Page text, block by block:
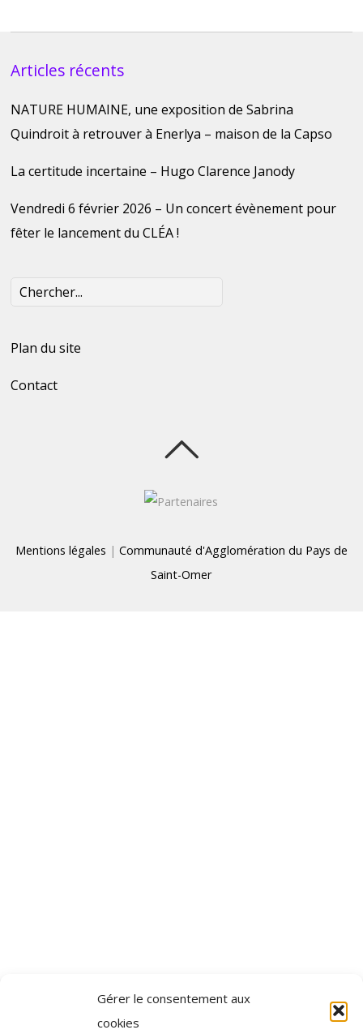
Gérer le consentement aux
cookies
Articles récents
NATURE HUMAINE, une exposition de Sabrina
Quindroit à retrouver à Enerlya – maison de la Capso
La certitude incertaine – Hugo Clarence Janody
Vendredi 6 février 2026 – Un concert évènement pour
fêter le lancement du CLÉA !
Plan du site
Contact
Mentions légales | Communauté d'Agglomération du Pays de
Saint-Omer